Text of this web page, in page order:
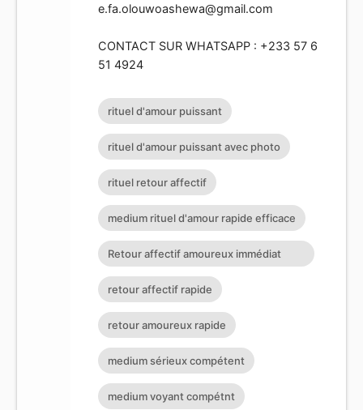
e.fa.olouwoashewa@gmail.com
CONTACT SUR WHATSAPP : +233 57 6
51 4924
rituel d'amour puissant
rituel d'amour puissant avec photo
rituel retour affectif
medium rituel d'amour rapide efficace
Retour affectif amoureux immédiat
gratuit Rituel retour affectif
retour affectif rapide
retour amoureux rapide
medium sérieux compétent
medium voyant compétnt